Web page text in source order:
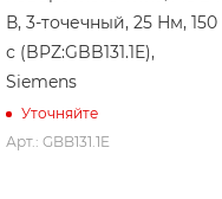
В, 3-точечный, 25 Нм, 150
с (BPZ:GBB131.1E),
Siemens
Уточняйте
Арт.: GBB131.1E